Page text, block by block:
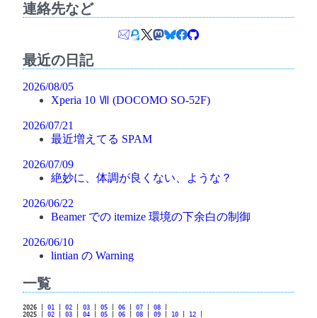
連絡先など
最近の日記
2026/08/05
Xperia 10 Ⅶ (DOCOMO SO-52F)
2026/07/21
最近増えてる SPAM
2026/07/09
絶妙に、体調が良くない、ような？
2026/06/22
Beamer での itemize 環境の下余白の制御
2026/06/10
lintian の Warning
一覧
2026 | 01 02 03 05 06 07 08
2025 | 02 03 04 05 06 08 09 10 12